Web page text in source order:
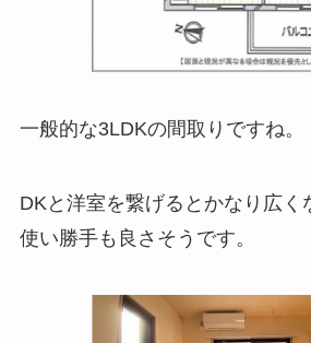
一般的な3LDKの間取りですね。
DKと洋室を繋げるとかなり広く
使い勝手も良さそうです。